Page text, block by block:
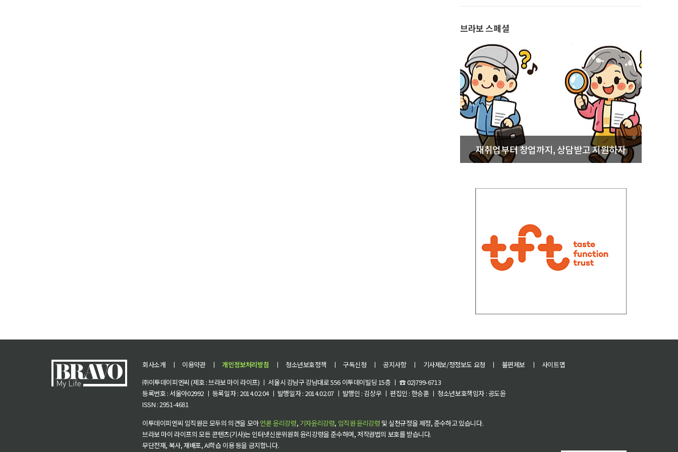
브라보 스페셜
재취업부터 창업까지, 상담받고 지원하자
회사소개 ㅣ 이용약관 ㅣ 개인정보처리방침 ㅣ 청소년보호정책 ㅣ 구독신청 ㅣ 공지사항 ㅣ 기사제보/정정보도 요청 ㅣ 불편제보 ㅣ
사이트맵
㈜이투데이피엔씨 (제호 : 브라보 마이 라이프) ㅣ 서울시 강남구 강남대로 556 이투데이빌딩 15층 ㅣ ☎ 02)799-6713
등록번호 : 서울아02992 ㅣ 등록일자 : 2014.02.04 ㅣ 발행일자 : 2014.02.07 ㅣ 발행인 : 김상우 ㅣ 편집인 : 한승훈 ㅣ 청소년보호책임자 : 공도윤
ISSN : 2951-4681
이투데이피엔씨 임직원은 모두의 의견을 모아언론 윤리강령, 기자윤리강령, 임직원 윤리강령 및 실천규정을 제정, 준수하고 있습니다.
브라보 마이 라이프의 모든 콘텐츠(기사)는 인터넷신문위원회 윤리강령을 준수하며, 저작권법의 보호를 받습니다.
무단전재, 복사, 재배포, AI학습 이용 등을 금지합니다.